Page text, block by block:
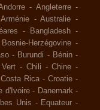
- Angleterre -
Arménie -Australie -
- Bangladesh -
Bosnie-Herzégovine -
- Burundi - Bénin -
- Chili -Chine -
Costa Rica -Croatie -
d'Ivoire - Danemark -
Unis - Equateur -